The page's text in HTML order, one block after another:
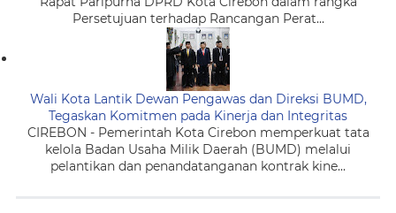
Persetujuan terhadap Rancangan Perat...
Wali Kota Lantik Dewan Pengawas dan Direksi BUMD,
Tegaskan Komitmen pada Kinerja dan Integritas
CIREBON - Pemerintah Kota Cirebon memperkuat tata
kelola Badan Usaha Milik Daerah (BUMD) melalui
pelantikan dan penandatanganan kontrak kine...